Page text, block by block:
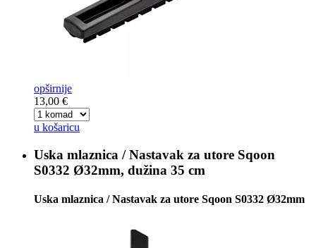
opširnije
13,00 €
u košaricu
Uska mlaznica / Nastavak za utore Sqoon
S0332 Ø32mm, dužina 35 cm
Uska mlaznica / Nastavak za utore Sqoon S0332 Ø32mm